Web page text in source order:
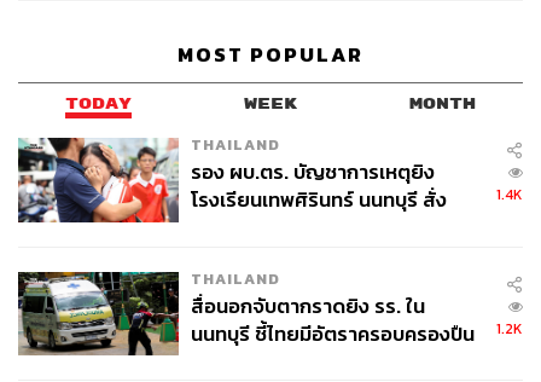
MOST POPULAR
TODAY WEEK MONTH
THAILAND
รอง ผบ.ตร. บัญชาการเหตุยิง
โรงเรียนเทพศิรินทร์ นนทบุรี สั่ง
1.4K
THAILAND
สื่อนอกจับตากราดยิง รร. ใน
นนทบุรี ชี้ไทยมีอัตราครอบครองปืน
1.2K